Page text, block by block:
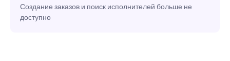
Создание заказов и поиск исполнителей больше не
доступно